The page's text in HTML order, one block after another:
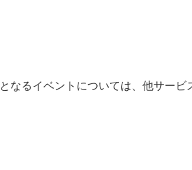
なるイベントについては、他サービ